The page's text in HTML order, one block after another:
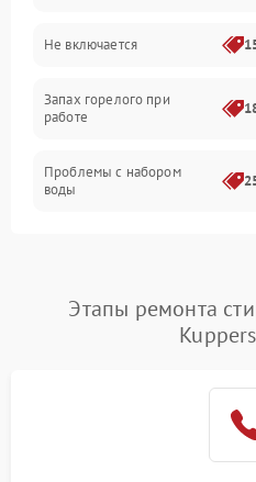
Не включается
Запах горелого при
работе
Проблемы с набором
воды
Замена платы управления
Этапы ремонта